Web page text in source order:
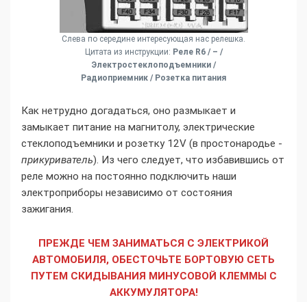
Слева по середине интересующая нас релешка.
Цитата из инструкции: Реле R6 / – /
Электростеклоподъемники /
Радиоприемник / Розетка питания
Как нетрудно догадаться, оно размыкает и
замыкает питание на магнитолу, электрические
стеклоподъемники и розетку 12V (в простонародье -
прикуриватель). Из чего следует, что избавившись от
реле можно на постоянно подключить наши
электроприборы независимо от состояния
зажигания.
ПРЕЖДЕ ЧЕМ ЗАНИМАТЬСЯ С ЭЛЕКТРИКОЙ
АВТОМОБИЛЯ, ОБЕСТОЧЬТЕ БОРТОВУЮ СЕТЬ
ПУТЕМ СКИДЫВАНИЯ МИНУСОВОЙ КЛЕММЫ С
АККУМУЛЯТОРА!